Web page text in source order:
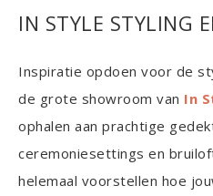
IN STYLE STYLING
Inspiratie opdoen voor de
de grote showroom van In
ophalen aan prachtige
ceremoniesettings en
helemaal voorstellen hoe